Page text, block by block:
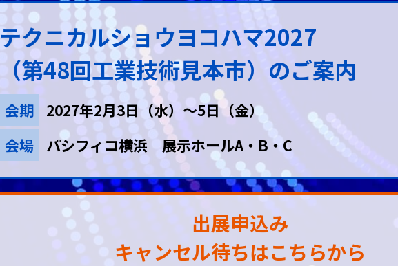
テクニカルショウヨコハマ2027
（第48回工業技術見本市）のご案内
会期
2027年2月3日（水）～5日（金）
会場
パシフィコ横浜 展示ホールA・B・C
出展申込み
キャンセル待ちはこちらから